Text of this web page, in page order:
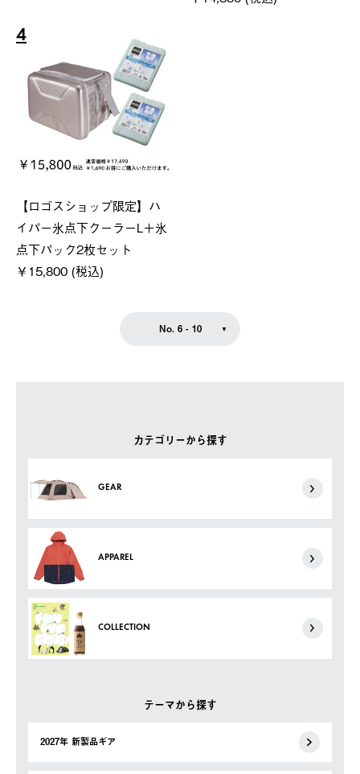
カテゴリーから探す
GEAR
APPAREL
COLLECTION
テーマから探す
2027年 新製品ギア
4
【ロゴスショップ限定】ハ
イパー氷点下クーラーL＋氷
点下パック2枚セット
￥15,800 (税込)
No. 6 - 10